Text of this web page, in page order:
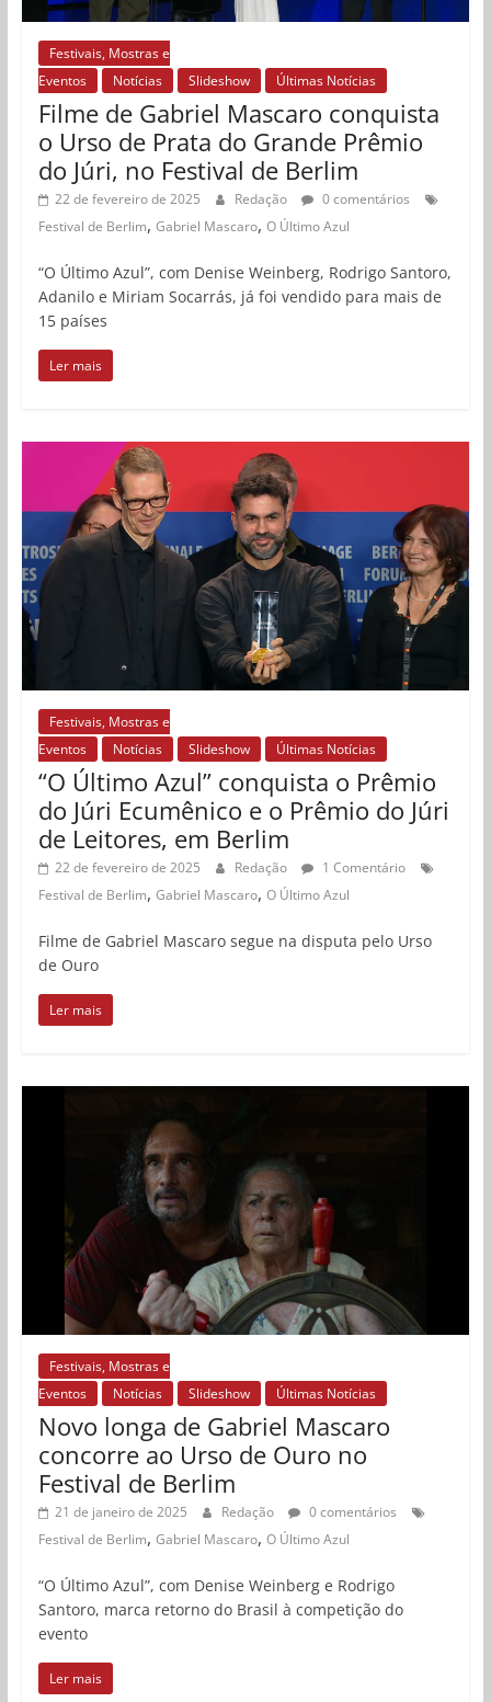
Festivais, Mostras e
Eventos
Notícias Slideshow Últimas Notícias
Filme de Gabriel Mascaro conquista
o Urso de Prata do Grande Prêmio
do Júri, no Festival de Berlim
22 de fevereiro de 2025 Redação
0 comentários
Festival de Berlim, Gabriel Mascaro, O Último Azul
“O Último Azul”, com Denise Weinberg, Rodrigo Santoro,
Adanilo e Miriam Socarrás, já foi vendido para mais de
15 países
Ler mais
Festivais, Mostras e
Eventos
Notícias Slideshow Últimas Notícias
“O Último Azul” conquista o Prêmio
do Júri Ecumênico e o Prêmio do Júri
de Leitores, em Berlim
22 de fevereiro de 2025 Redação
1 Comentário
Festival de Berlim, Gabriel Mascaro, O Último Azul
Filme de Gabriel Mascaro segue na disputa pelo Urso
de Ouro
Ler mais
Festivais, Mostras e
Eventos
Notícias Slideshow Últimas Notícias
Novo longa de Gabriel Mascaro
concorre ao Urso de Ouro no
Festival de Berlim
21 de janeiro de 2025 Redação
0 comentários
Festival de Berlim, Gabriel Mascaro, O Último Azul
“O Último Azul”, com Denise Weinberg e Rodrigo
Santoro, marca retorno do Brasil à competição do
evento
Ler mais